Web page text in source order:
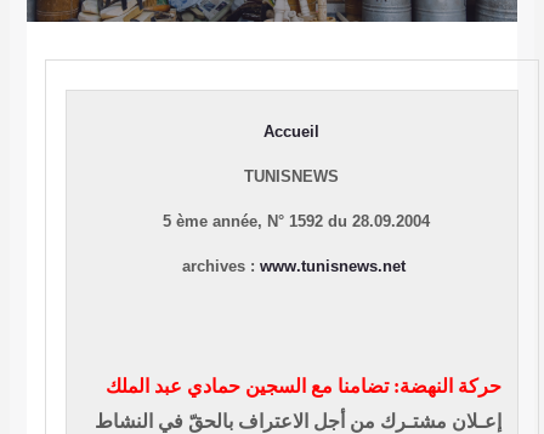
Accueil
TUNISNEWS
5 ème année, N° 1592 du 28.09.2004
archives :www.tunisnews.net
حركة النهضة: تضامنا مع السجين حمادي عبد الملك
إعـلان مشتـرك من أجل الاعتراف بالحقّ في النشاط